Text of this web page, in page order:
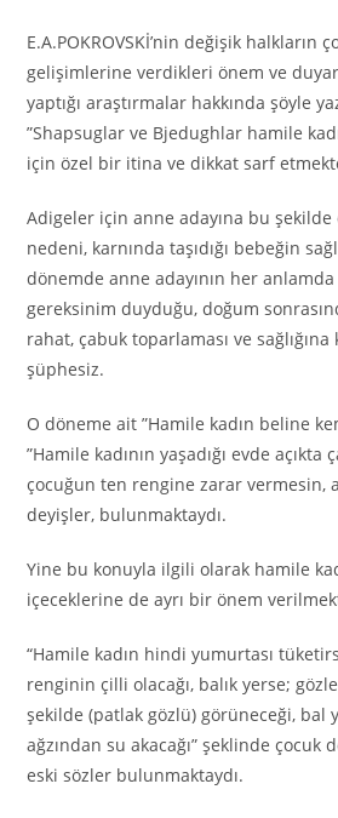
E.A.POKROVSKİ’nin değişik halkların
gelişimlerine verdikleri önem ve
yaptığı araştırmalar hakkında şöyle
”Shapsuglar ve Bjedughlar hamile
için özel bir itina ve dikkat sarf
Adigeler için anne adayına bu
nedeni, karnında taşıdığı bebeğin
dönemde anne adayının her
gereksinim duyduğu, doğum
rahat, çabuk toparlaması ve sağlığına
şüphesiz.
O döneme ait ”Hamile kadın beline
”Hamile kadının yaşadığı evde açıkta
çocuğun ten rengine zarar vermesin,
deyişler, bulunmaktaydı.
Yine bu konuyla ilgili olarak hamile
içeceklerine de ayrı bir önem
“Hamile kadın hindi yumurtası
renginin çilli olacağı, balık yerse;
şekilde (patlak gözlü) görüneceği, bal
ağzından su akacağı” şeklinde çocuk
eski sözler bulunmaktaydı.